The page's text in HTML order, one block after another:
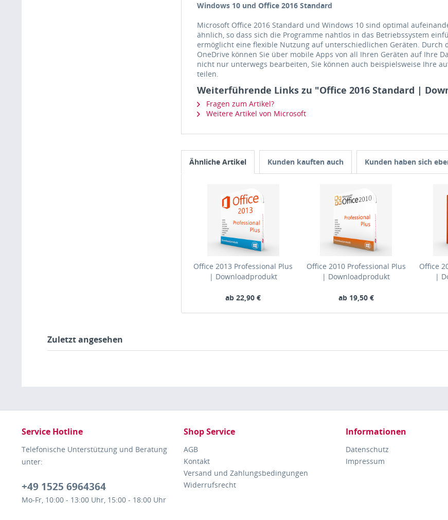
Windows 10 und Office 2016 Standard
Microsoft Office 2016 Standard und Windows 10 sind optimal
ähnlich, so dass sich die Programme nahtlos in das Betriebssystem
ermöglicht eine flexible Nutzung auf unterschiedlichen Geräten. Durch
OneDrive können Sie über mobile Apps von all Ihren Geräten auf Ihre
nicht nur unterwegs bearbeiten, Sie können auch beispielsweise Ihre
teilen.
Weiterführende Links zu "Office 2016 Standard |
Fragen zum Artikel?
Weitere Artikel von Microsoft
Ähnliche Artikel Kunden kauften auch Kunden haben sich
Office 2013 Professional Plus
| Downloadprodukt
ab 22,90 €
Office 2010 Professional Plus
| Downloadprodukt
ab 19,50 €
Office
|
Zuletzt angesehen
Service Hotline
Telefonische Unterstützung und Beratung
unter:
+49 1525 6964364
Mo-Fr, 10:00 - 13:00 Uhr, 15:00 - 18:00 Uhr
Shop Service
AGB
Kontakt
Versand und Zahlungsbedingungen
Widerrufsrecht
Informationen
Datenschutz
Impressum